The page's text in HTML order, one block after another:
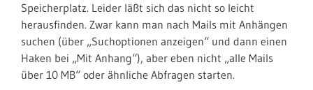
Speicherplatz. Leider läßt sich das nicht so leicht
herausfinden. Zwar kann man nach Mails mit Anhängen
suchen (über „Suchoptionen anzeigen“ und dann einen
Haken bei „Mit Anhang“), aber eben nicht „alle Mails
über 10 MB“ oder ähnliche Abfragen starten.